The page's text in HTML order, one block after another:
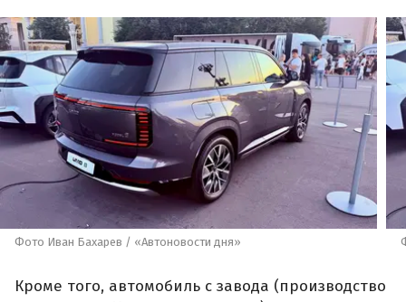
Фото Иван Бахарев / «Автоновости дня»
Кроме того, автомобиль с завода (производство